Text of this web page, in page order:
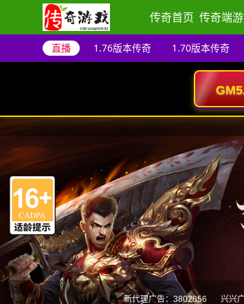
传奇首页 传奇端游
直播 1.76版本传奇 1.70版本传奇